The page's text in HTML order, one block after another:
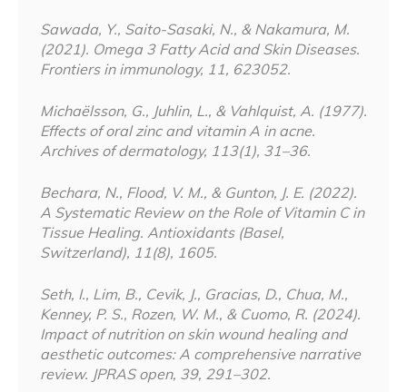
Sawada, Y., Saito-Sasaki, N., & Nakamura, M.
(2021). Omega 3 Fatty Acid and Skin Diseases.
Frontiers in immunology, 11, 623052.
Michaëlsson, G., Juhlin, L., & Vahlquist, A. (1977).
Effects of oral zinc and vitamin A in acne.
Archives of dermatology, 113(1), 31–36.
Bechara, N., Flood, V. M., & Gunton, J. E. (2022).
A Systematic Review on the Role of Vitamin C in
Tissue Healing. Antioxidants (Basel,
Switzerland), 11(8), 1605.
Seth, I., Lim, B., Cevik, J., Gracias, D., Chua, M.,
Kenney, P. S., Rozen, W. M., & Cuomo, R. (2024).
Impact of nutrition on skin wound healing and
aesthetic outcomes: A comprehensive narrative
review. JPRAS open, 39, 291–302.